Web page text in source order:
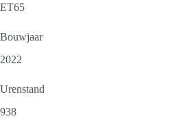
ET65
Bouwjaar
2022
Urenstand
938